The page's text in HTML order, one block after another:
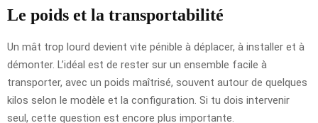
Le poids et la transportabilité
Un mât trop lourd devient vite pénible à déplacer, à installer et à
démonter. L’idéal est de rester sur un ensemble facile à
transporter, avec un poids maîtrisé, souvent autour de quelques
kilos selon le modèle et la configuration. Si tu dois intervenir
seul, cette question est encore plus importante.